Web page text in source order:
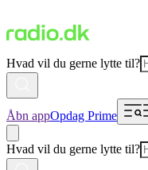
Hvad vil du gerne lytte til?
Åbn appOpdag Prime
Hvad vil du gerne lytte til?